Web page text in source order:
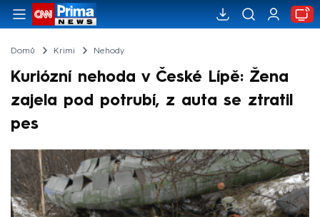
Domů Krimi Nehody
Kuriózní nehoda v České Lípě: Žena
zajela pod potrubí, z auta se ztratil
pes